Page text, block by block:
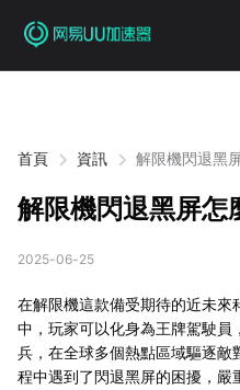
首頁 資訊 解限機閃退黑
解限機閃退黑屏怎
2025-06-25
在解限機這款備受期待的近未
中，玩家可以化身為王牌駕駛
兵，在全球多個熱點區域驅逐敵
程中遇到了閃退黑屏的困擾，